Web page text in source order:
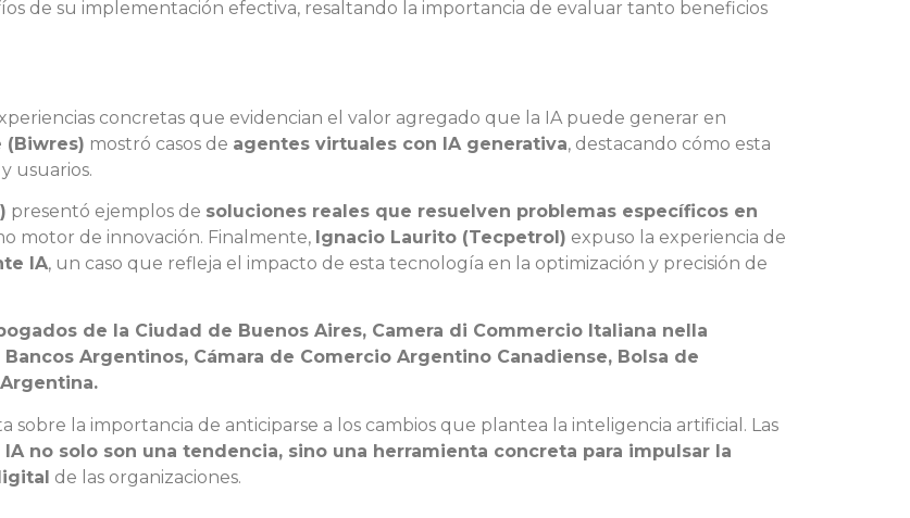
de su implementación efectiva, resaltando la importancia de evaluar tanto beneficios
concretas que evidencian el valor agregado que la IA puede generar en
(Biwres) mostró casos de agentes virtuales con IA generativa, destacando cómo esta
usuarios.
presentó ejemplos de soluciones reales que resuelven problemas específicos en
motor de innovación. Finalmente, Ignacio Laurito (Tecpetrol) expuso la experiencia de
IA, un caso que refleja el impacto de esta tecnología en la optimización y precisión de
de la Ciudad de Buenos Aires, Camera di Commercio Italiana nella
Argentinos, Cámara de Comercio Argentino Canadiense, Bolsa de
la importancia de anticiparse a los cambios que plantea la inteligencia artificial. Las
no solo son una tendencia, sino una herramienta concreta para impulsar la
de las organizaciones.